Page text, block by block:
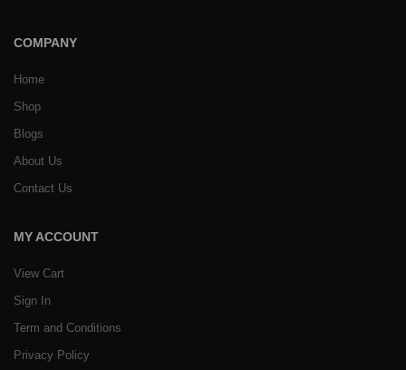
COMPANY
Home
Shop
Blogs
About Us
Contact Us
MY ACCOUNT
View Cart
Sign In
Term and Conditions
Privacy Policy